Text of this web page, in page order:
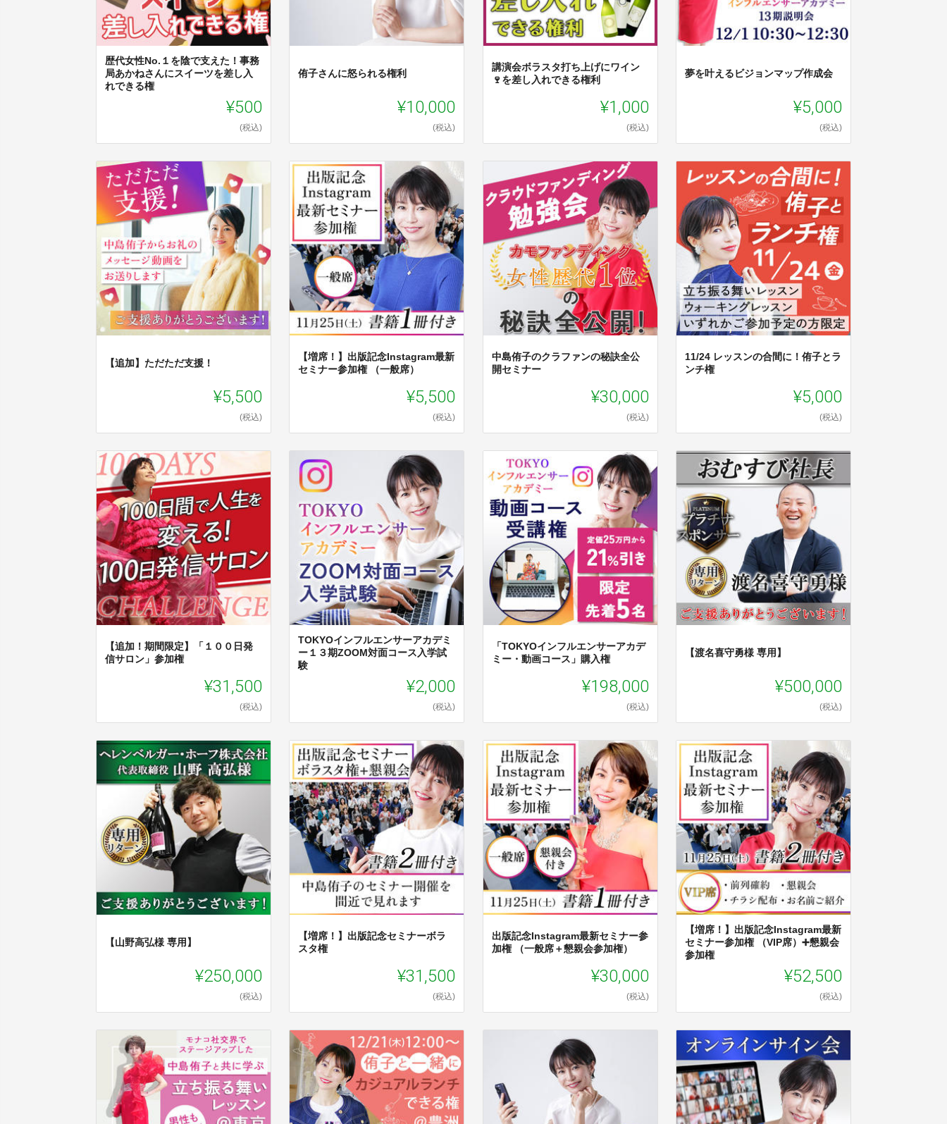
歴代女性No.１を陰で支えた！事務
局あかねさんにスイーツを差し入
れできる権
¥500
(税込)
侑子さんに怒られる権利
¥10,000
(税込)
講演会ボラスタ打ち上げにワイン
🍷を差し入れできる権利
¥1,000
(税込)
夢を叶えるビジョンマップ作成会
¥5,000
(税込)
【追加】ただただ支援！
¥5,500
(税込)
【増席！】出版記念Instagram最新
セミナー参加権 （一般席）
¥5,500
(税込)
中島侑子のクラファンの秘訣全公
開セミナー
¥30,000
(税込)
11/24 レッスンの合間に！侑子とラ
ンチ権
¥5,000
(税込)
【追加！期間限定】「１００日発
信サロン」参加権
¥31,500
(税込)
TOKYOインフルエンサーアカデミ
ー１３期ZOOM対面コース入学試
験
¥2,000
(税込)
「TOKYOインフルエンサーアカデ
ミー・動画コース」購入権
¥198,000
(税込)
【渡名喜守勇様 専用】
¥500,000
(税込)
【山野高弘様 専用】
¥250,000
(税込)
【増席！】出版記念セミナーボラ
スタ権
¥31,500
(税込)
出版記念Instagram最新セミナー参
加権 （一般席＋懇親会参加権）
¥30,000
(税込)
【増席！】出版記念Instagram最新
セミナー参加権 （VIP席）➕懇親会
参加権
¥52,500
(税込)